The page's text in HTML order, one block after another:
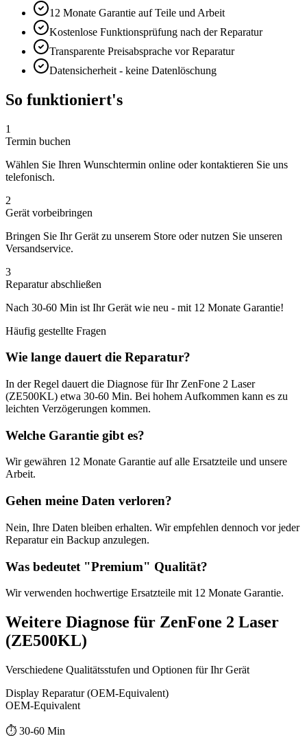
12 Monate Garantie auf Teile und Arbeit
Kostenlose Funktionsprüfung nach der Reparatur
Transparente Preisabsprache vor Reparatur
Datensicherheit - keine Datenlöschung
So funktioniert's
1
Termin buchen
Wählen Sie Ihren Wunschtermin online oder kontaktieren Sie uns
telefonisch.
2
Gerät vorbeibringen
Bringen Sie Ihr Gerät zu unserem Store oder nutzen Sie unseren
Versandservice.
3
Reparatur abschließen
Nach 30-60 Min ist Ihr Gerät wie neu - mit 12 Monate Garantie!
Häufig gestellte Fragen
Wie lange dauert die Reparatur?
In der Regel dauert die Diagnose für Ihr ZenFone 2 Laser
(ZE500KL) etwa 30-60 Min. Bei hohem Aufkommen kann es zu
leichten Verzögerungen kommen.
Welche Garantie gibt es?
Wir gewähren 12 Monate Garantie auf alle Ersatzteile und unsere
Arbeit.
Gehen meine Daten verloren?
Nein, Ihre Daten bleiben erhalten. Wir empfehlen dennoch vor jeder
Reparatur ein Backup anzulegen.
Was bedeutet "Premium" Qualität?
Wir verwenden hochwertige Ersatzteile mit 12 Monate Garantie.
Weitere Diagnose für ZenFone 2 Laser
(ZE500KL)
Verschiedene Qualitätsstufen und Optionen für Ihr Gerät
Display Reparatur (OEM-Equivalent)
OEM-Equivalent
⏱️ 30-60 Min